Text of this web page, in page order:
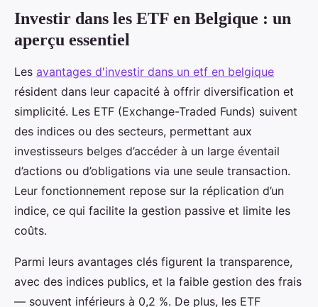
Investir dans les ETF en Belgique : un
aperçu essentiel
Les avantages d'investir dans un etf en belgique
résident dans leur capacité à offrir diversification et
simplicité. Les ETF (Exchange-Traded Funds) suivent
des indices ou des secteurs, permettant aux
investisseurs belges d’accéder à un large éventail
d’actions ou d’obligations via une seule transaction.
Leur fonctionnement repose sur la réplication d’un
indice, ce qui facilite la gestion passive et limite les
coûts.
Parmi leurs avantages clés figurent la transparence,
avec des indices publics, et la faible gestion des frais
— souvent inférieurs à 0,2 %. De plus, les ETF